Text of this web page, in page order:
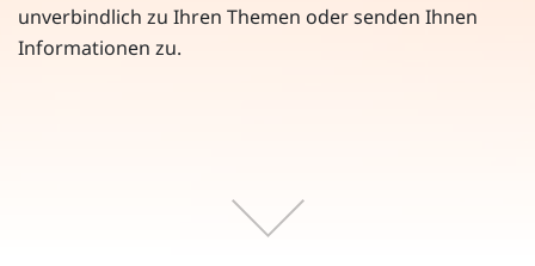
unverbindlich zu Ihren Themen oder senden Ihnen
Informationen zu.